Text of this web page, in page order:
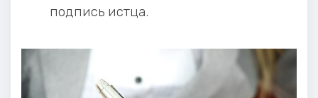
подпись истца.